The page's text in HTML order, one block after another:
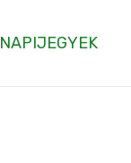
NAPIJEGYEK